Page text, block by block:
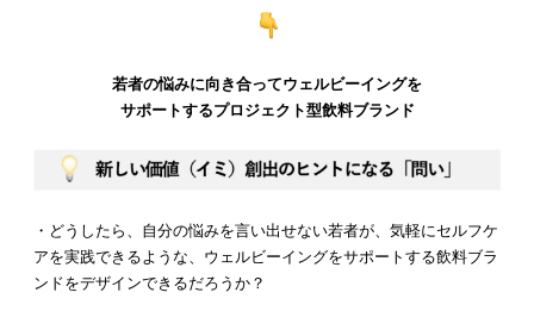
若者の悩みに向き合ってウェルビーイングを
サポートするプロジェクト型飲料ブランド
・どうしたら、自分の悩みを言い出せない若者が、気軽にセルフケ
アを実践できるような、ウェルビーイングをサポートする飲料ブラ
ンドをデザインできるだろうか？